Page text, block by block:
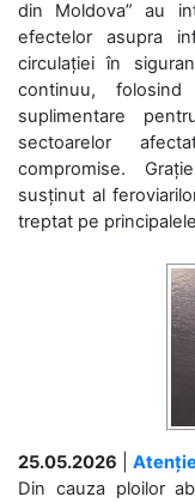
din Moldova” au
efectelor asupra
circulației în
continuu,
suplimentare
sectoarelor
compromise.
susținut al
treptat pe
25.05.2026
Din cauza ploilor